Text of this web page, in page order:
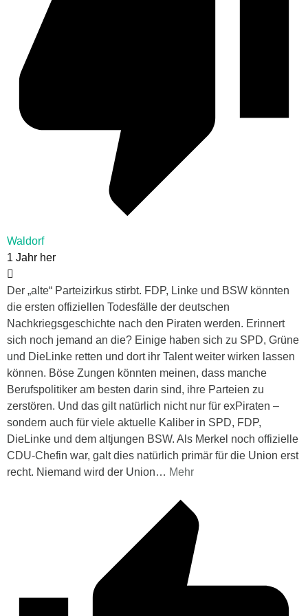
Waldorf
1 Jahr her
Der „alte“ Parteizirkus stirbt. FDP, Linke und BSW könnten
die ersten offiziellen Todesfälle der deutschen
Nachkriegsgeschichte nach den Piraten werden. Erinnert
sich noch jemand an die? Einige haben sich zu SPD, Grüne
und DieLinke retten und dort ihr Talent weiter wirken lassen
können. Böse Zungen könnten meinen, dass manche
Berufspolitiker am besten darin sind, ihre Parteien zu
zerstören. Und das gilt natürlich nicht nur für exPiraten –
sondern auch für viele aktuelle Kaliber in SPD, FDP,
DieLinke und dem altjungen BSW. Als Merkel noch offizielle
CDU-Chefin war, galt dies natürlich primär für die Union erst
recht. Niemand wird der Union… Mehr